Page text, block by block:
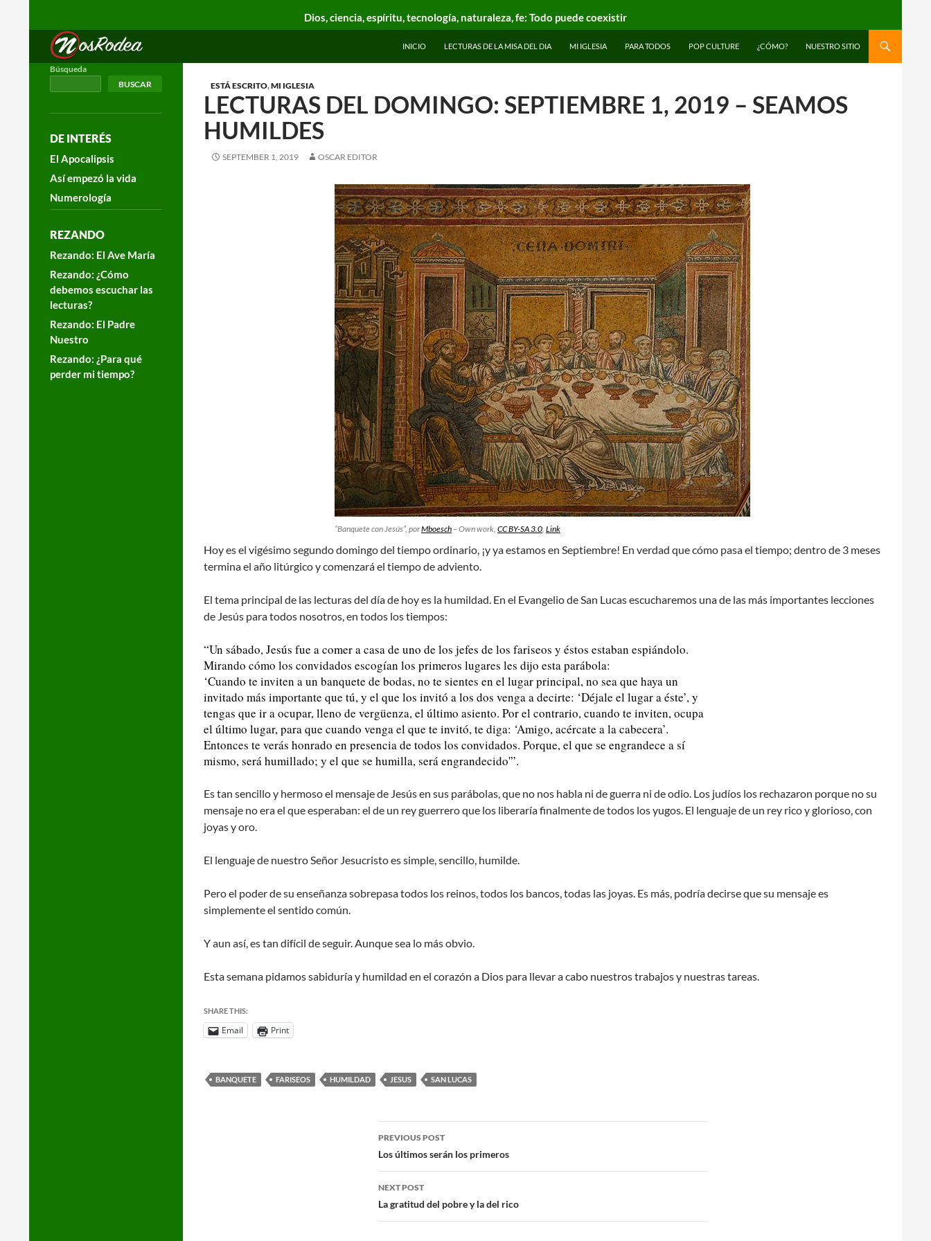
Dios, ciencia, espíritu, tecnología, naturaleza, fe: Todo puede coexistir
Nos Rodea
Search
INICIO LECTURAS DE LA MISA DEL DIA MI IGLESIA PARA TODOS POP CULTURE ¿CÓMO? NUESTRO SITIO
ESTÁ ESCRITO,MI IGLESIA
LECTURAS DEL DOMINGO: SEPTIEMBRE 1, 2019 – SEAMOS
HUMILDES
SEPTEMBER 1, 2019 OSCAR EDITOR
“Banquete con Jesús”, porMboesch –Own work, CC BY-SA 3.0, Link
Hoy es el vigésimo segundo domingo del tiempo ordinario, ¡y ya estamos en Septiembre! En verdad que cómo pasa el tiempo; dentro de 3 meses
termina el año litúrgico y comenzará el tiempo de adviento.
El tema principal de las lecturas del día de hoy es la humildad. En el Evangelio de San Lucas escucharemos una de las más importantes lecciones
de Jesús para todos nosotros, en todos los tiempos:
“Un sábado, Jesús fue a comer a casa de uno de los jefes de los fariseos y éstos estaban espiándolo.
Mirando cómo los convidados escogían los primeros lugares les dijo esta parábola:
‘Cuando te inviten a un banquete de bodas, no te sientes en el lugar principal, no sea que haya un
invitado más importante que tú, y el que los invitó a los dos venga a decirte: ‘Déjale el lugar a éste’, y
tengas que ir a ocupar, lleno de vergüenza, el último asiento. Por el contrario, cuando te inviten, ocupa
el último lugar, para que cuando venga el que te invitó, te diga: ‘Amigo, acércate a la cabecera’.
Entonces te verás honrado en presencia de todos los convidados. Porque, el que se engrandece a sí
mismo, será humillado; y el que se humilla, será engrandecido'”.
Es tan sencillo y hermoso el mensaje de Jesús en sus parábolas, que no nos habla ni de guerra ni de odio. Los judíos los rechazaron porque no su
mensaje no era el que esperaban: el de un rey guerrero que los liberaría finalmente de todos los yugos. El lenguaje de un rey rico y glorioso, con
joyas y oro.
El lenguaje de nuestro Señor Jesucristo es simple, sencillo, humilde.
Pero el poder de su enseñanza sobrepasa todos los reinos, todos los bancos, todas las joyas. Es más, podría decirse que su mensaje es
simplemente el sentido común.
Y aun así, es tan difícil de seguir. Aunque sea lo más obvio.
Esta semana pidamos sabiduría y humildad en el corazón a Dios para llevar a cabo nuestros trabajos y nuestras tareas.
SHARE THIS:
Email Print
BANQUETE FARISEOS HUMILDAD JESUS SAN LUCAS
PREVIOUS POST
Los últimos serán los primeros
NEXT POST
La gratitud del pobre y la del rico
Búsqueda
BUSCAR
DE INTERÉS
El Apocalipsis
Así empezó la vida
Numerología
REZANDO
Rezando: El Ave María
Rezando: ¿Cómo
debemos escuchar las
lecturas?
Rezando: El Padre
Nuestro
Rezando: ¿Para qué
perder mi tiempo?